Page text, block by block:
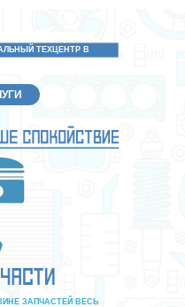
ТЕХЦЕНТР В
ЗАПЧАСТЕЙ ВЕСЬ